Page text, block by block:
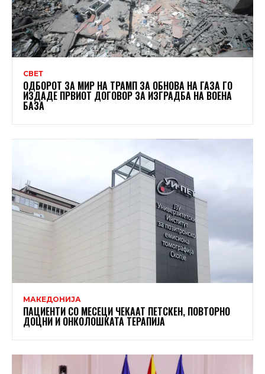
СВЕТ
ОДБОРОТ ЗА МИР НА ТРАМП ЗА ОБНОВА НА ГАЗА ГО
ИЗДАДЕ ПРВИОТ ДОГОВОР ЗА ИЗГРАДБА НА ВОЕНА
БАЗА
МАКЕДОНИЈА
ПАЦИЕНТИ СО МЕСЕЦИ ЧЕКААТ ПЕТСКЕН, ПОВТОРНО
ДОЦНИ И ОНКОЛОШКАТА ТЕРАПИЈА